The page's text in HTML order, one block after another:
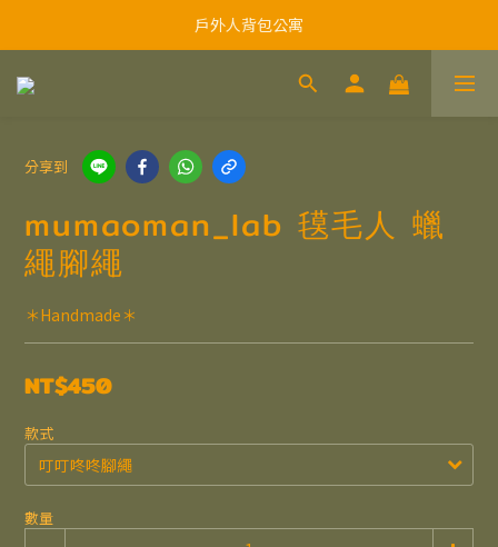
戶外人背包公寓
分享到
mumaoman_lab 氁毛人 蠟
繩腳繩
＊Handmade＊
NT$450
款式
數量